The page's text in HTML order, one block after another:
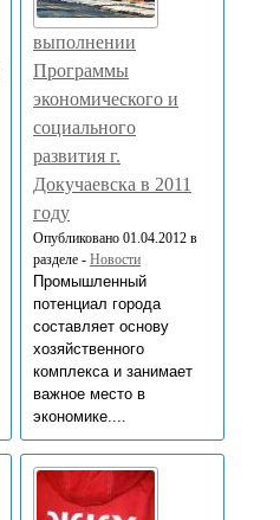
выполнении
Программы
экономического и
социального
развития г.
Докучаевска в 2011
году
Опубликовано 01.04.2012 в
разделе - Новости
Промышленный
потенциал города
составляет основу
хозяйственного
комплекса и занимает
важное место в
экономике....